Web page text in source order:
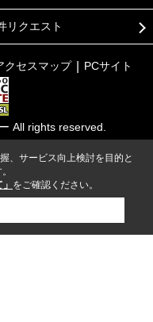
リクエスト
クセスマップ PCサイト
All rights reserved.
、サービス向上検討を目的と
をご確認ください。